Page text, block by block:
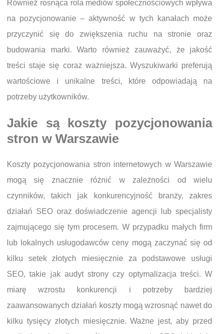
Również rosnąca rola mediów społecznościowych wpływa
na pozycjonowanie – aktywność w tych kanałach może
przyczynić się do zwiększenia ruchu na stronie oraz
budowania marki. Warto również zauważyć, że jakość
treści staje się coraz ważniejsza. Wyszukiwarki preferują
wartościowe i unikalne treści, które odpowiadają na
potrzeby użytkowników.
Jakie są koszty pozycjonowania
stron w Warszawie
Koszty pozycjonowania stron internetowych w Warszawie
mogą się znacznie różnić w zależności od wielu
czynników, takich jak konkurencyjność branży, zakres
działań SEO oraz doświadczenie agencji lub specjalisty
zajmującego się tym procesem. W przypadku małych firm
lub lokalnych usługodawców ceny mogą zaczynać się od
kilku setek złotych miesięcznie za podstawowe usługi
SEO, takie jak audyt strony czy optymalizacja treści. W
miarę wzrostu konkurencji i potrzeby bardziej
zaawansowanych działań koszty mogą wzrosnąć nawet do
kilku tysięcy złotych miesięcznie. Ważne jest, aby przed